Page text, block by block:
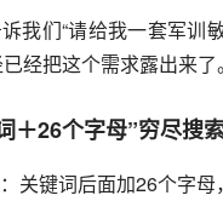
我们“请给我一套军训
经把这个需求露出来了。
＋26个字母”穷尽搜
关键词后面加26个字